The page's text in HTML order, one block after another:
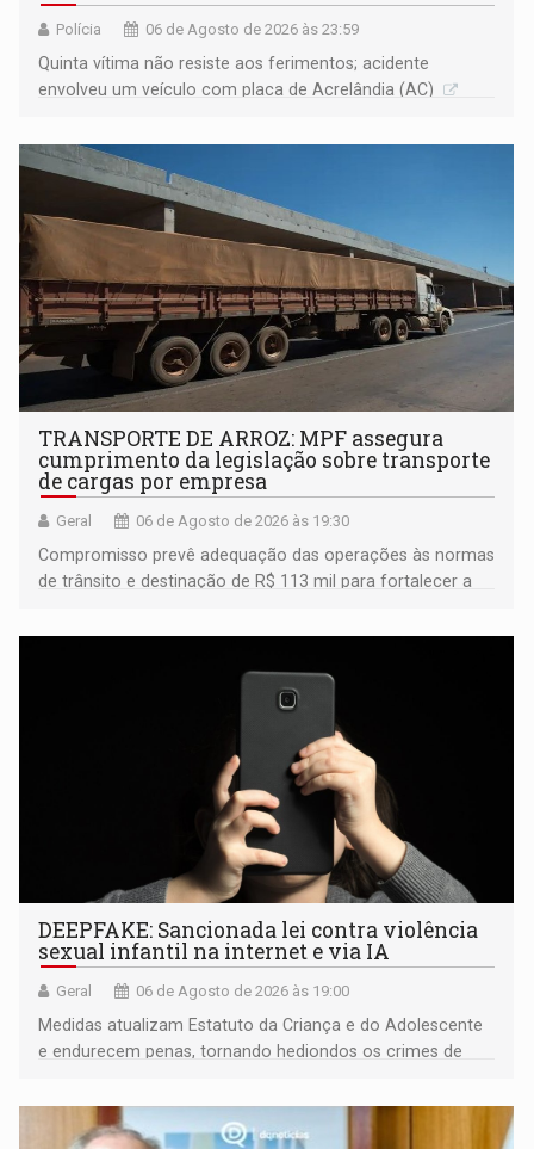
Polícia 06 de Agosto de 2026 às 23:59
Quinta vítima não resiste aos ferimentos; acidente
envolveu um veículo com placa de Acrelândia (AC)
TRANSPORTE DE ARROZ: MPF assegura
cumprimento da legislação sobre transporte
de cargas por empresa
Geral 06 de Agosto de 2026 às 19:30
Compromisso prevê adequação das operações às normas
de trânsito e destinação de R$ 113 mil para fortalecer a
DEEPFAKE: Sancionada lei contra violência
sexual infantil na internet e via IA
Geral 06 de Agosto de 2026 às 19:00
Medidas atualizam Estatuto da Criança e do Adolescente
e endurecem penas, tornando hediondos os crimes de